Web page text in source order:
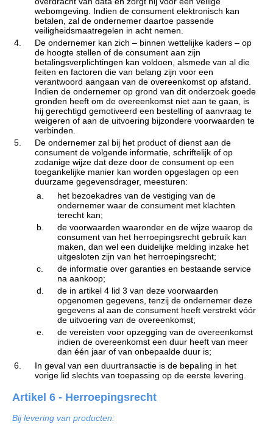
webomgeving. Indien de consument elektronisch kan
betalen, zal de ondernemer daartoe passende
veiligheidsmaatregelen in acht nemen.
4.
De ondernemer kan zich – binnen wettelijke kaders – op
de hoogte stellen of de consument aan zijn
betalingsverplichtingen kan voldoen, alsmede van al die
feiten en factoren die van belang zijn voor een
verantwoord aangaan van de overeenkomst op afstand.
Indien de ondernemer op grond van dit onderzoek goede
gronden heeft om de overeenkomst niet aan te gaan, is
hij gerechtigd gemotiveerd een bestelling of aanvraag te
weigeren of aan de uitvoering bijzondere voorwaarden te
verbinden.
5.
De ondernemer zal bij het product of dienst aan de
consument de volgende informatie, schriftelijk of op
zodanige wijze dat deze door de consument op een
toegankelijke manier kan worden opgeslagen op een
duurzame gegevensdrager, meesturen:
a.
het bezoekadres van de vestiging van de
ondernemer waar de consument met klachten
terecht kan;
b.
de voorwaarden waaronder en de wijze waarop de
consument van het herroepingsrecht gebruik kan
maken, dan wel een duidelijke melding inzake het
uitgesloten zijn van het herroepingsrecht;
c.
de informatie over garanties en bestaande service
na aankoop;
d.
de in artikel 4 lid 3 van deze voorwaarden
opgenomen gegevens, tenzij de ondernemer deze
gegevens al aan de consument heeft verstrekt vóór
de uitvoering van de overeenkomst;
e.
de vereisten voor opzegging van de overeenkomst
indien de overeenkomst een duur heeft van meer
dan één jaar of van onbepaalde duur is;
6.
In geval van een duurtransactie is de bepaling in het
vorige lid slechts van toepassing op de eerste levering.
Artikel 6 - Herroepingsrecht
Bij levering van producten: